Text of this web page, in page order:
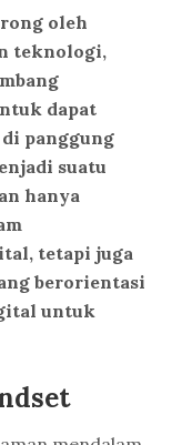
oleh
teknologi,
dapat
panggung
suatu
hanya
tetapi juga
berorientasi
untuk